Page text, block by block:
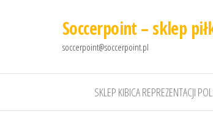
Soccerpoint – sklep
soccerpoint@soccerpoint.pl
SKLEP KIBICA REPREZENTACJI